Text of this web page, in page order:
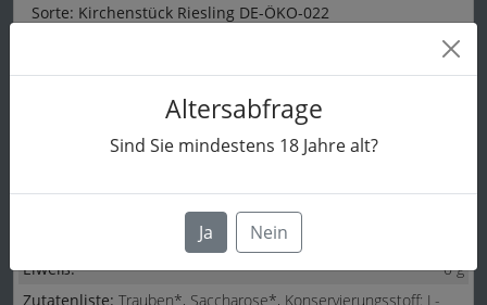
Altersabfrage
Sind Sie mindestens 18Jahre alt?
Ja Nein
Sorte: Kirchenstück Riesling DE-ÖKO-022
Nährwerte / 100ml
327 kJ /
Eiweiß:
0 g
Zutatenliste: Trauben*, Saccharose*, Konservierungsstoff: L-